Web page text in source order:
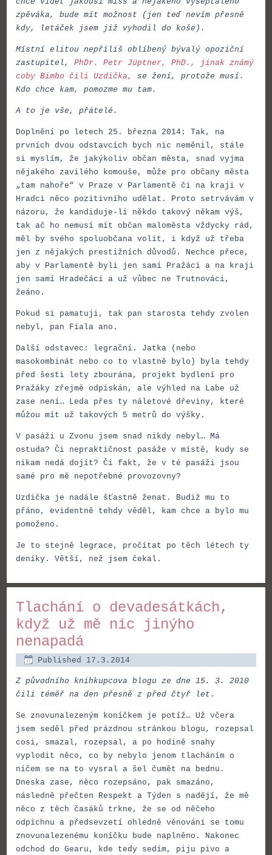
zpěváka, bude mít možnost (jen teď nevím přesně
kdy, letáček jsem již vyhodil do koše).
Místní elitou nepříliš oblíbený bývalý opoziční
zastupitel,PhDr. Petr Jüptner, PhD., jinak známý
coby Bimbo čili Uzdička,
se žení, protože musí.
Kdo chce kam, pomozme mu tam.
A to je vše, přátelé.
Doplnění po letech 25. března 2014: Tak, na
prvních dvou odstavcích bych nic neměnil, stále
si myslím, že jakýkoliv občan města, snad vyjma
nějakého zavilého komouše, může pro občany města
„tam nahoře“ v Praze v Parlamentě či na kraji v
Hradci něco pozitivního udělat. Proto setrvávám v
názoru, že kandiduje-li někdo takový někam výš,
tak ač ho nemusí mít občan maloměsta vždycky rád,
měl by svého spoluobčana volit, i když už třeba
jen z nějakých prestižních důvodů. Nechce přece,
aby v Parlamentě byli jen samí Pražáci a na kraji
jen samí Hradečáci a už vůbec ne Trutnováci,
žeáno.
Pokud si pamatuji, tak pan starosta tehdy zvolen
nebyl, pan Fiala ano.
Další odstavec: legrační. Jatka (nebo
masokombinát nebo co to vlastně bylo) byla tehdy
před šesti lety zbourána, projekt bydlení pro
Pražáky zřejmě odpískán, ale výhled na Labe už
zase není… Leda přes ty náletové dřeviny, které
můžou mít už takových 5 metrů do výšky.
V pasáži u Zvonu jsem snad nikdy nebyl… Má
ostuda? Či nepraktičnost pasáže v místě, kudy se
nikam nedá dojít? Či fakt, že v té pasáži jsou
samé pro mě nepotřebné provozovny?
Uzdička je nadále šťastně ženat. Budiž mu to
přáno, evidentně tehdy věděl, kam chce a bylo mu
pomoženo.
Je to stejně legrace, pročítat po těch létech ty
deníky. Větší, než jsem čekal.
Tlachání o devadesátkách,
když už mě nic jinýho
nenapadá
Published 17.3.2014
Z původního knihkupcova blogu ze dne 15. 3. 2010
čili téměř na den přesně z před čtyř let.
Se znovunalezeným koníčkem je potíž… Už včera
jsem seděl před prázdnou stránkou blogu, rozepsal
cosi, smazal, rozepsal, a po hodině snahy
vyplodit něco, co by nebylo jenom tlacháním o
ničem se na to vysral a šel čumět na bednu.
Dneska zase, něco rozepsáno, pak smazáno,
následně přečten Respekt a Týden s nadějí, že mě
něco z těch časáků trkne, že se od něčeho
odpíchnu a předsevzetí ohledně věnování se tomu
znovunalezenému koníčku bude naplněno. Nakonec
odchod do Gearu, kde tedy sedím, piju pivo a